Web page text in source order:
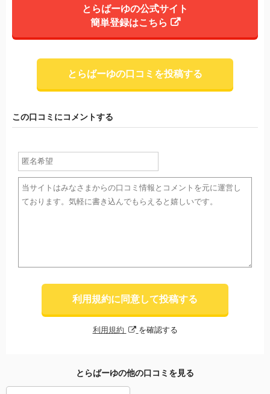
とらばーゆの公式サイト
簡単登録はこちら
とらばーゆの口コミを投稿する
この口コミにコメントする
利用規約に同意して投稿する
利用規約 を確認する
とらばーゆの他の口コミを見る